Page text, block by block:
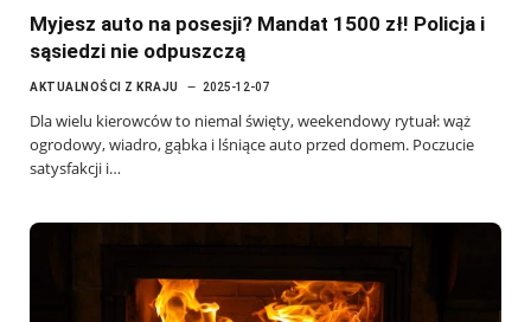
Myjesz auto na posesji? Mandat 1500 zł! Policja i
sąsiedzi nie odpuszczą
AKTUALNOŚCI Z KRAJU 2025-12-07
Dla wielu kierowców to niemal święty, weekendowy rytuał: wąż
ogrodowy, wiadro, gąbka i lśniące auto przed domem. Poczucie
satysfakcji i…